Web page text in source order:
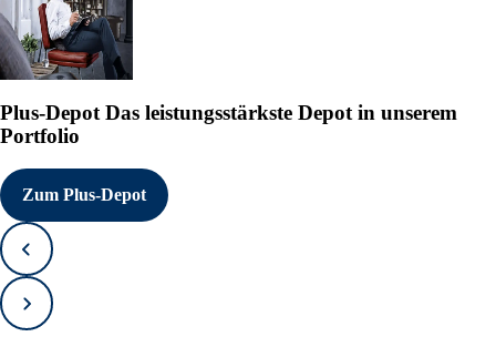
Plus-Depot Das leistungsstärkste Depot in unserem
Portfolio
Zum Plus-Depot
Zurück
Vorwärts